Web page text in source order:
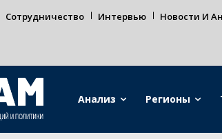
Сотрудничество Интервью Новости И
Анализ Регионы